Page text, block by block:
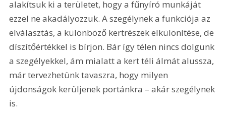
alakítsuk ki a területet, hogy a fűnyíró munkáját
ezzel ne akadályozzuk. A szegélynek a funkciója az
elválasztás, a különböző kertrészek elkülönítése, de
díszítőértékkel is bírjon. Bár így télen nincs dolgunk
a szegélyekkel, ám mialatt a kert téli álmát alussza,
már tervezhetünk tavaszra, hogy milyen
újdonságok kerüljenek portánkra – akár szegélynek
is.